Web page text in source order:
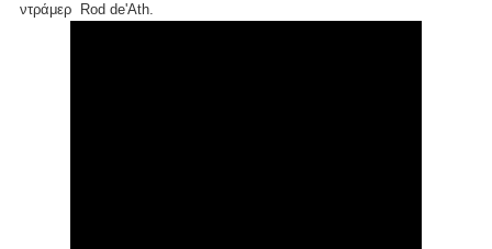
ντράμερ Rod de'Ath.